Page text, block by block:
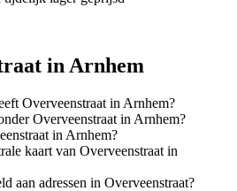
in Arnhem
Overveenstraat in Arnhem?
Overveenstraat in Arnhem?
in Arnhem?
kaart van Overveenstraat in
aan adressen in Overveenstraat?